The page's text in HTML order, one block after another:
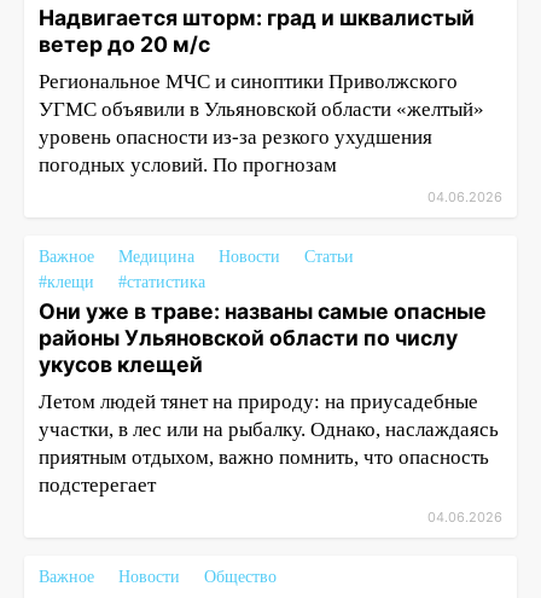
Надвигается шторм: град и шквалистый
ветер до 20 м/с
Региональное МЧС и синоптики Приволжского
УГМС объявили в Ульяновской области «желтый»
уровень опасности из-за резкого ухудшения
погодных условий. По прогнозам
04.06.2026
Важное Медицина Новости
Статьи
#клещи
#статистика
Они уже в траве: названы самые опасные
районы Ульяновской области по числу
укусов клещей
Летом людей тянет на природу: на приусадебные
участки, в лес или на рыбалку. Однако, наслаждаясь
приятным отдыхом, важно помнить, что опасность
подстерегает
04.06.2026
Важное Новости Общество